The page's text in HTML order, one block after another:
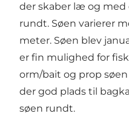
der skaber læ og med
rundt. Søen varierer
meter. Søen blev
er fin mulighed for
orm/bait og prop
der god plads til
søen rundt.